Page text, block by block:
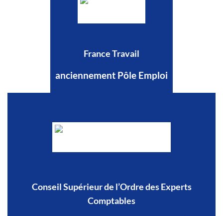
France Travail
anciennement Pôle Emploi
Conseil Supérieur de l’Ordre des Experts
Comptables